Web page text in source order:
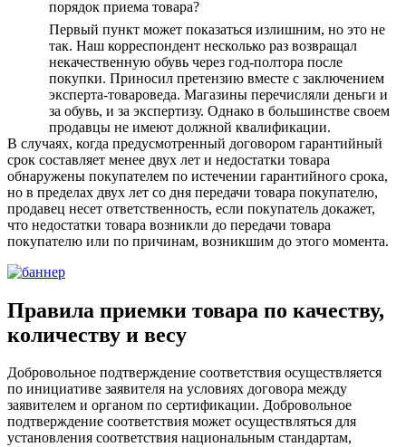
порядок приема товара?
Первый пункт может показаться излишним, но это не
так. Наш корреспондент несколько раз возвращал
некачественную обувь через год-полтора после
покупки. Приносил претензию вместе с заключением
эксперта-товароведа. Магазины перечисляли деньги и
за обувь, и за экспертизу. Однако в большинстве своем
продавцы не имеют должной квалификации.
В случаях, когда предусмотренный договором гарантийный
срок составляет менее двух лет и недостатки товара
обнаружены покупателем по истечении гарантийного срока,
но в пределах двух лет со дня передачи товара покупателю,
продавец несет ответственность, если покупатель докажет,
что недостатки товара возникли до передачи товара
покупателю или по причинам, возникшим до этого момента.
Правила приемки товара по качеству,
количеству и весу
Добровольное подтверждение соответствия осуществляется
по инициативе заявителя на условиях договора между
заявителем и органом по сертификации. Добровольное
подтверждение соответствия может осуществляться для
установления соответствия национальным стандартам,